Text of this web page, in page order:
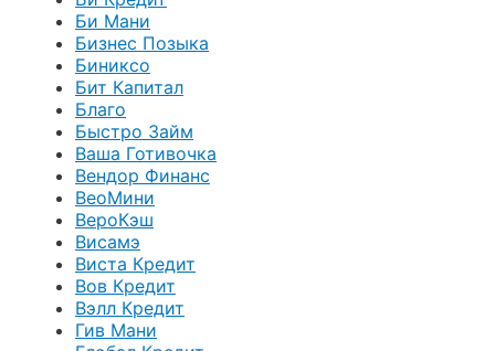
Би Мани
Бизнес Позыка
Биниксо
Бит Капитал
Благо
Быстро Займ
Ваша Готивочка
Вендор Финанс
ВеоМини
ВероКэш
Висамэ
Виста Кредит
Вов Кредит
Вэлл Кредит
Гив Мани